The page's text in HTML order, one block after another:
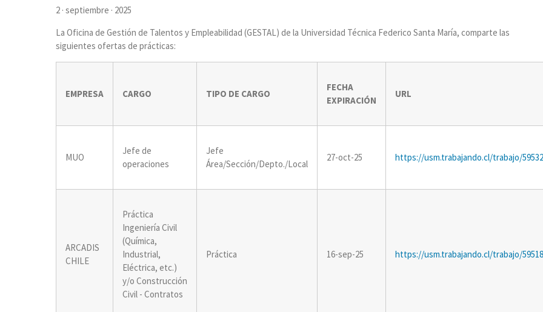
2 · septiembre · 2025
La Oficina de Gestión de Talentos y Empleabilidad (GESTAL) de la Universidad Técnica Federico Santa María, comparte las
siguientes ofertas de prácticas:
EMPRESA CARGO TIPO DE CARGO
FECHA
EXPIRACIÓN
URL
MUO
Jefe de
operaciones
Jefe
Área/Sección/Depto./Local
27-oct-25 https://usm.trabajando.cl/trabajo/
ARCADIS
CHILE
Práctica
Ingeniería Civil
(Química,
Industrial,
Eléctrica, etc.)
y/o Construcción
Civil - Contratos
Práctica 16-sep-25 https://usm.trabajando.cl/trabajo/